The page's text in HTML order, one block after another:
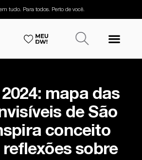
tudo. Para todos. Perto de você.
2024: mapa das
de São
conceito
sobre